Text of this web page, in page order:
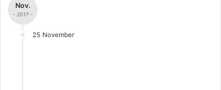
Nov.
- 2017 -
25 November